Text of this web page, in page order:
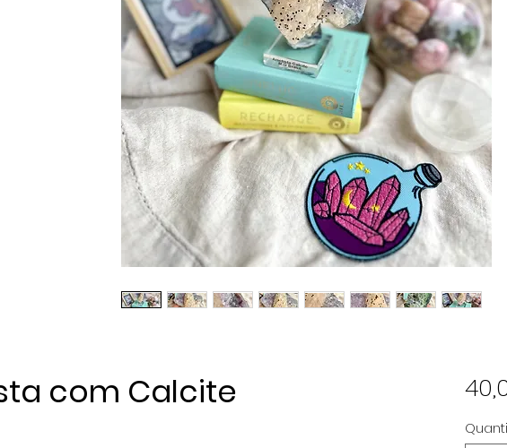
com Calcite